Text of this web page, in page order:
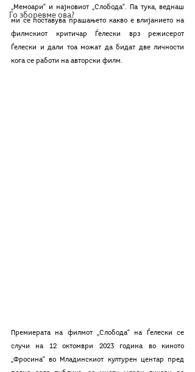
Го зборевме ова?
„Мемоари“ и најновиот „Слобода“. Па тука, веднаш
ми се поставува прашањето какво е влијанието на
филмскиот критичар Ѓелески врз режисерот
Ѓелески и дали тоа можат да бидат две личности
кога се работи на авторски филм.
Премиерата на филмот „Слобода“ на Ѓелески се
случи на 12 октомври 2023 година во киното
„Фросина“ во Младинскиот културен центар пред